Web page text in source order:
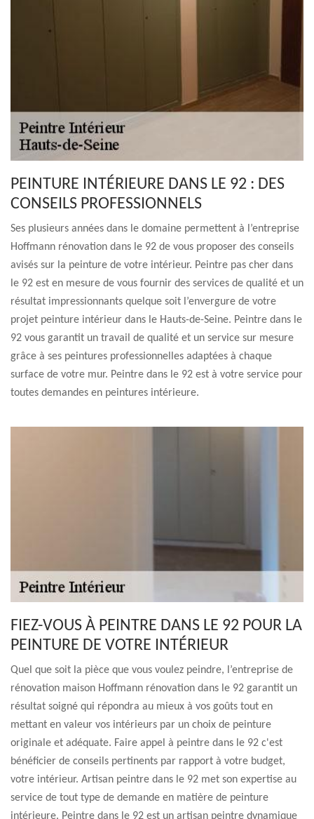
PEINTURE INTÉRIEURE DANS LE 92 : DES
CONSEILS PROFESSIONNELS
Ses plusieurs années dans le domaine permettent à l’entreprise
Hoffmann rénovation dans le 92 de vous proposer des conseils
avisés sur la peinture de votre intérieur. Peintre pas cher dans
le 92 est en mesure de vous fournir des services de qualité et un
résultat impressionnants quelque soit l’envergure de votre
projet peinture intérieur dans le Hauts-de-Seine. Peintre dans le
92 vous garantit un travail de qualité et un service sur mesure
grâce à ses peintures professionnelles adaptées à chaque
surface de votre mur. Peintre dans le 92 est à votre service pour
toutes demandes en peintures intérieure.
FIEZ-VOUS À PEINTRE DANS LE 92 POUR LA
PEINTURE DE VOTRE INTÉRIEUR
Quel que soit la pièce que vous voulez peindre, l’entreprise de
rénovation maison Hoffmann rénovation dans le 92 garantit un
résultat soigné qui répondra au mieux à vos goûts tout en
mettant en valeur vos intérieurs par un choix de peinture
originale et adéquate. Faire appel à peintre dans le 92 c'est
bénéficier de conseils pertinents par rapport à votre budget,
votre intérieur. Artisan peintre dans le 92 met son expertise au
service de tout type de demande en matière de peinture
intérieure. Peintre dans le 92 est un artisan peintre dynamique